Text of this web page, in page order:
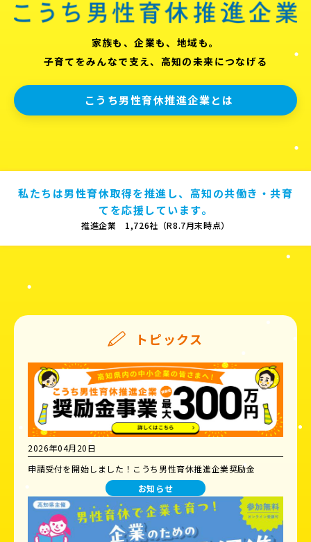
家族も、企業も、地域も。
子育てをみんなで支え、高知の未来につなげる
こうち男性育休推進企業とは
私たちは男性育休取得を推進し、高知の共働き・共育
てを応援しています。
推進企業 1,726社（R8.7月末時点）
トピックス
2026年04月20日
申請受付を開始しました！こうち男性育休推進企業奨励金
お知らせ